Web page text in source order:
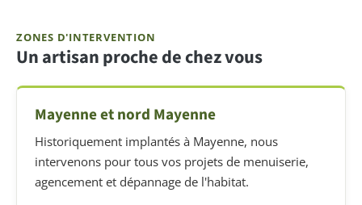
ZONES D'INTERVENTION
Un artisan proche de chez vous
Mayenne et nord Mayenne
Historiquement implantés à Mayenne, nous
intervenons pour tous vos projets de menuiserie,
agencement et dépannage de l'habitat.